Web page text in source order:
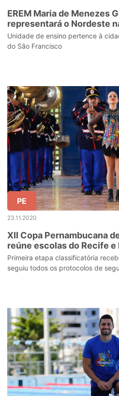
EREM Maria de Menezes
representará o Nordeste
Prêmio Gestão Escolar
Unidade de ensino pertence à
do São Francisco
PE
23.11.2020
XII Copa Pernambucana
reúne escolas do Recife
Primeira etapa classificatória
seguiu todos os protocolos de